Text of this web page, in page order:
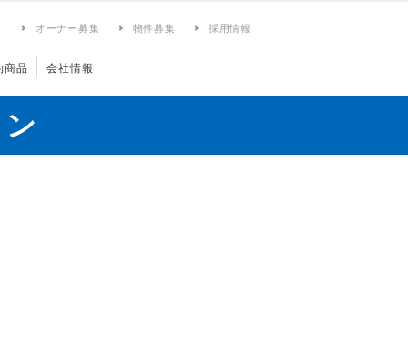
オーナー募集 物件募集 採用情報
商品 会社情報